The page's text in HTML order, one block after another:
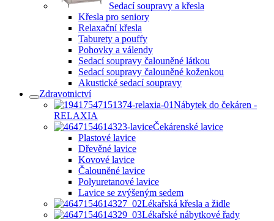
Sedací soupravy a křesla
Křesla pro seniory
Relaxační křesla
Taburety a pouffy
Pohovky a válendy
Sedací soupravy čalouněné látkou
Sedací soupravy čalouněné koženkou
Akustické sedací soupravy
Zdravotnictví
Nábytek do čekáren -
RELAXIA
Čekárenské lavice
Plastové lavice
Dřevěné lavice
Kovové lavice
Čalouněné lavice
Polyuretanové lavice
Lavice se zvýšeným sedem
Lékařská křesla a židle
Lékařské nábytkové řady